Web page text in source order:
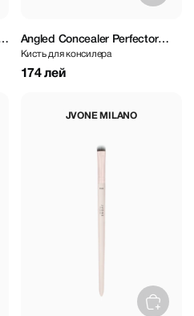
Angled Concealer Perfector
Brush - Face Brush
Кисть для консилера
174 лей
JVONE MILANO